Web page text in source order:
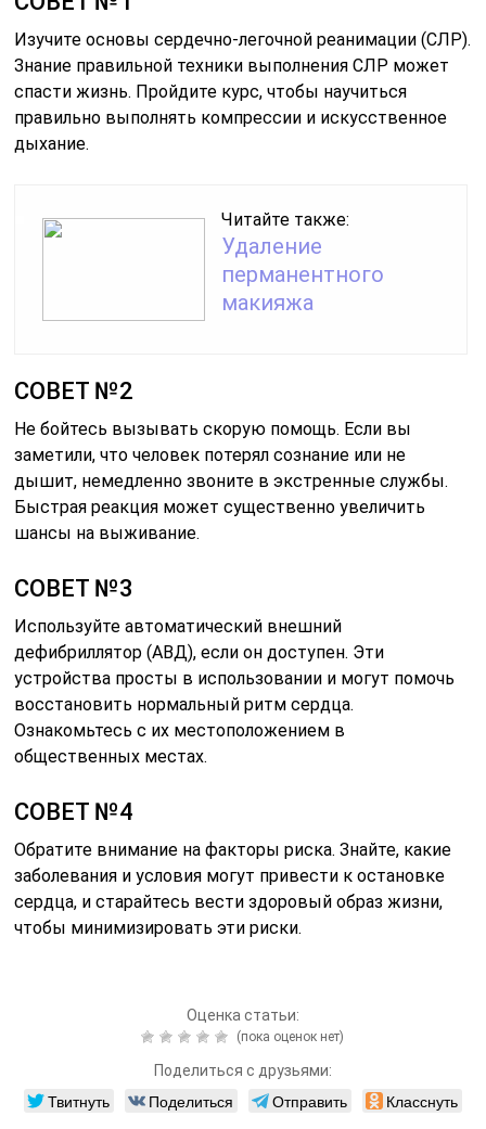
Изучите основы сердечно-легочной реанимации (СЛР).
Знание правильной техники выполнения СЛР может
спасти жизнь. Пройдите курс, чтобы научиться
правильно выполнять компрессии и искусственное
дыхание.
Читайте также:
Удаление
перманентного
макияжа
СОВЕТ №2
Не бойтесь вызывать скорую помощь. Если вы
заметили, что человек потерял сознание или не
дышит, немедленно звоните в экстренные службы.
Быстрая реакция может существенно увеличить
шансы на выживание.
СОВЕТ №3
Используйте автоматический внешний
дефибриллятор (АВД), если он доступен. Эти
устройства просты в использовании и могут помочь
восстановить нормальный ритм сердца.
Ознакомьтесь с их местоположением в
общественных местах.
СОВЕТ №4
Обратите внимание на факторы риска. Знайте, какие
заболевания и условия могут привести к остановке
сердца, и старайтесь вести здоровый образ жизни,
чтобы минимизировать эти риски.
Оценка статьи:
(пока оценок нет)
Поделиться с друзьями:
Твитнуть Поделиться Отправить Класснуть